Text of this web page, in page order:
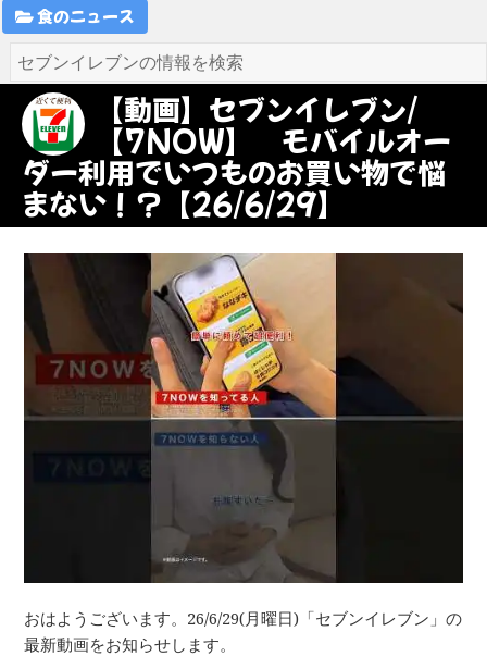
食のニュース
【動画】セブンイレブン/
【7NOW】 モバイルオー
ダー利用でいつものお買い物で悩
まない！？【26/6/29】
おはようございます。26/6/29(月曜日)「セブンイレブン」の
最新動画をお知らせします。